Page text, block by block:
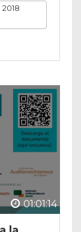
01:01:14